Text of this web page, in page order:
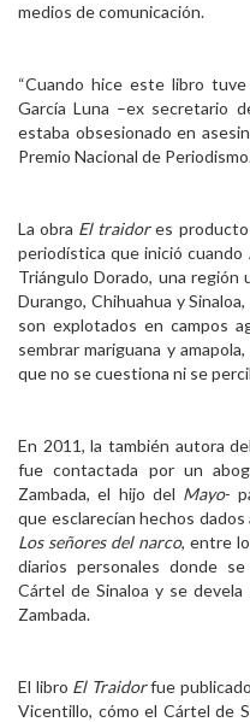
medios de comunicación.
“Cuando hice este libro
García Luna –ex secretario
estaba obsesionado en
Premio Nacional de
La obra El traidores producto
periodística que inició cuando
Triángulo Dorado, una
Durango, Chihuahua y
son explotados en campos
sembrar mariguana y
que no se cuestiona ni se
En 2011, la también autora
fue contactada por un
Zambada, el hijo del Mayo-
que esclarecían hechos
Los señores del narco, entre
diarios personales donde
Cártel de Sinaloa y se devela
Zambada.
El libro El Traidorfue
Vicentillo, cómo el Cártel de